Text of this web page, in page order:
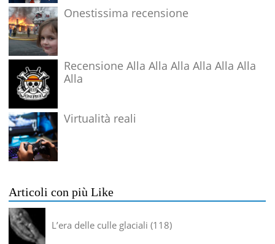
Onestissima recensione
Recensione Alla Alla Alla Alla Alla Alla
Alla
Virtualità reali
Articoli con più Like
L’era delle culle glaciali 118